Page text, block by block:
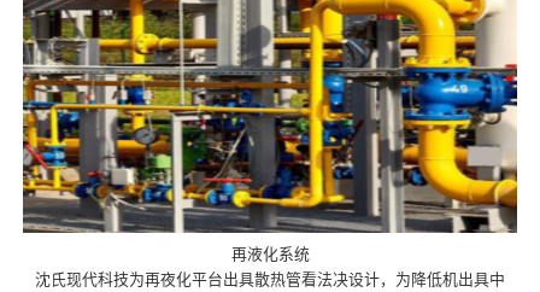
再液化系统
沈氏现代科技为再夜化平台出具散热管看法决设计，为降低机出具中